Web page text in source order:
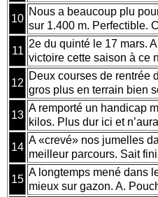
10
Nous a beaucoup plu
sur 1.400 m. Perfectible.
11
2e du quinté le 17 mars.
victoire cette saison à ce
12
Deux courses de rentrée
gros plus en terrain bien
13
A remporté un handicap
kilos. Plus dur ici et
14
A «crevé» nos jumelles
meilleur parcours. Sait
15
A longtemps mené dans
mieux sur gazon. A.